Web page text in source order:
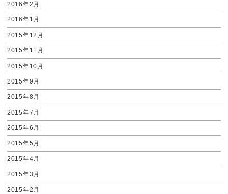
2016年2月
2016年1月
2015年12月
2015年11月
2015年10月
2015年9月
2015年8月
2015年7月
2015年6月
2015年5月
2015年4月
2015年3月
2015年2月